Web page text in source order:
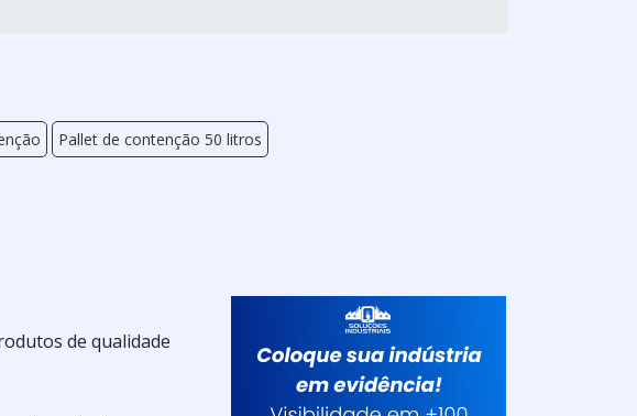
Pallet de contenção 50 litros
de qualidade